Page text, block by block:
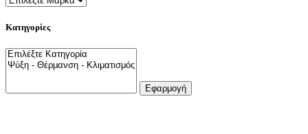
Κατηγορίες
Εφαρμογή